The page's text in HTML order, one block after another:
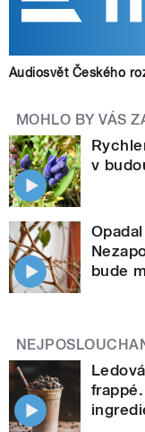
Audiosvět Českého
MOHLO BY VÁS
v
bude